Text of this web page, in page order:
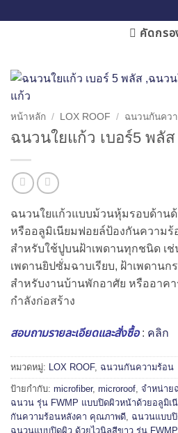
คัดกรอ
หน้าหลัก / LOX ROOF / ฉนวนกันคว
ฉนวนใยแก้ว เบอร์5 พลัส
ฉนวนใยแก้วแบบม้วนหุ้มรอบด้าน
หรืออลูมิเนียมฟอยล์ป้องกันความร้
สำหรับใช้ปูบนฝ้าเพดานทุกชนิด เช่
เพดานยิปซั่มฉาบเรียบ, ฝ้าเพดานก
สำหรับงานบ้านพักอาศัย หรืออาคา
กำลังก่อสร้าง
สอบถามรายละเอียดและสั่งซื้อ: คลิก
หมวดหมู่: LOX ROOF, ฉนวนกันความร้อน
ป้ายกำกับ: microfiber, microroof, จำหน่าย
ฉนวน รุ่น FWMP แบบปิดผิวหน้าด้วยอลูมิเ
กันความร้อนหลังคา คุณภาพดี, ฉนวนแบบปิ
ฉนวนแบบปิดผิว ด้วยไวนิลสีขาว รุ่น FWMP,